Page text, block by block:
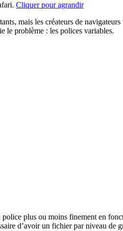
Cliquer pour agrandir
mais les créateurs de
le problème : les polices variables.
plus ou moins finement en
d’avoir un fichier par niveau